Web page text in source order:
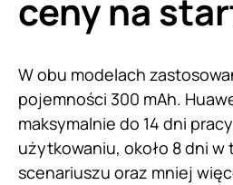
ceny na
W obu modelach
pojemności 300 mAh.
maksymalnie do 14 dni
użytkowaniu, około 8 dni w
scenariuszu oraz mniej